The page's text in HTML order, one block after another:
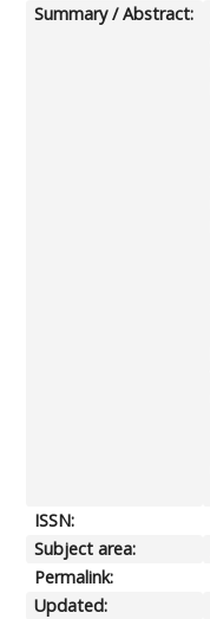
Summary / Abstract:
ISSN:
Subject area:
Permalink:
Updated: